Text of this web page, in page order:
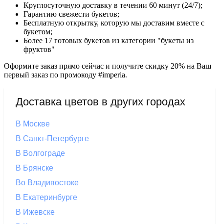
Круглосуточную доставку в течении 60 минут (24/7);
Гарантию свежести букетов;
Бесплатную открытку, которую мы доставим вместе с
букетом;
Более 17 готовых букетов из категории "букеты из
фруктов"
Оформите заказ прямо сейчас и получите скидку 20% на Ваш
первый заказ по промокоду #imperia.
Доставка цветов в других городах
В Москве
В Санкт-Петербурге
В Волгограде
В Брянске
Во Владивостоке
В Екатеринбурге
В Ижевске